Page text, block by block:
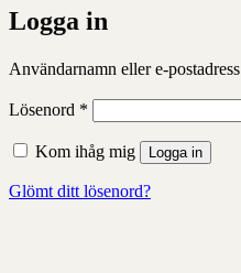
Logga in
Användarnamn eller e-postadress
Lösenord *
Kom ihåg mig Logga in
Glömt ditt lösenord?